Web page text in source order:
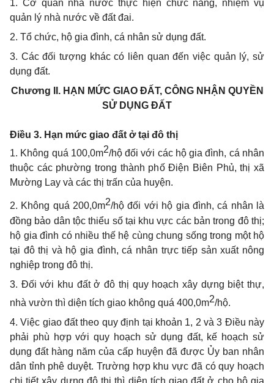
1. Cơ quan nhà nước thực hiện chức năng, nhiệm vụ
quản lý nhà nước về đất đai.
2. Tổ chức, hộ gia đình, cá nhân sử dụng đất.
3. Các đối tượng khác có liên quan đến việc quản lý, sử
dụng đất.
Chương II. HẠN MỨC GIAO ĐẤT, CÔNG NHẬN QUYỀN
SỬ DỤNG ĐẤT
Điều 3. Hạn mức giao đất ở tại đô thị
1. Không quá 100,0m2/hộ đối với các hộ gia đình, cá nhân
thuộc các phường trong thành phốĐiện Biên Phủ, thị xã
Mường Lay và các thị trấn của huyện.
2. Không quá 200,0m2/hộ đối với hộ gia đình, cá nhân là
đồng bảo dân tộc thiểu số tại khu vực các bản trong đô thị;
hộ gia đình có nhiều thế hệ cùng chung sống trong một hộ
tại đô thị và hộ gia đình, cá nhân trực tiếp sản xuất nông
nghiệp trong đô thị.
3. Đối với khu đất ở đô thị quy hoạch xây dựng biệt thự,
nhà vườn thì diện tích giao không quá 400,0m2/hộ.
4. Việc giao đất theo quy định tại khoản 1, 2 và 3 Điều này
phải phù hợp với quy hoạch sử dụng đất, kế hoạch sử
dụng đất hàng năm của cấp huyện đã được Ủy ban nhân
dân tỉnh phê duyệt. Trường hợp khu vực đã có quy hoạch
chi tiết xây dựng đô thị thì diện tích giao đất ở cho hộ gia